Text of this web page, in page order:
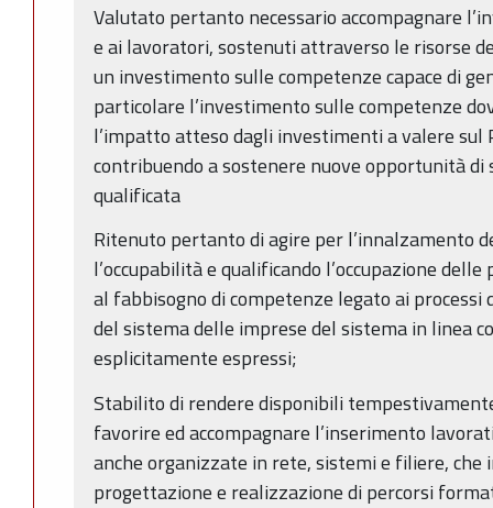
Valutato pertanto necessario accompagnare
e ai lavoratori, sostenuti attraverso le risorse
un investimento sulle competenze capace di
particolare l’investimento sulle competenze
l’impatto atteso dagli investimenti a valere sul
contribuendo a sostenere nuove opportunità di
qualificata
Ritenuto pertanto di agire per l’innalzamento
l’occupabilità e qualificando l’occupazione
al fabbisogno di competenze legato ai processi
del sistema delle imprese del sistema in linea
esplicitamente espressi;
Stabilito di rendere disponibili
favorire ed accompagnare l’inserimento
anche organizzate in rete, sistemi e filiere,
progettazione e realizzazione di percorsi